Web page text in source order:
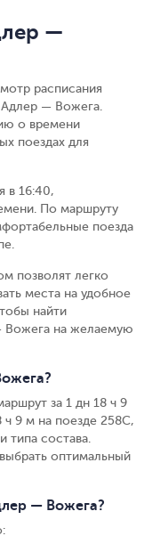
—
расписания
Адлер — Вожега.
о времени
поездах для
в 16:40,
По маршруту
поезда
позволят легко
места на удобное
найти
Вожега на желаемую
за 1 дн 18 ч 9
9 м на поезде 258С,
типа состава.
оптимальный
— Вожега?
: